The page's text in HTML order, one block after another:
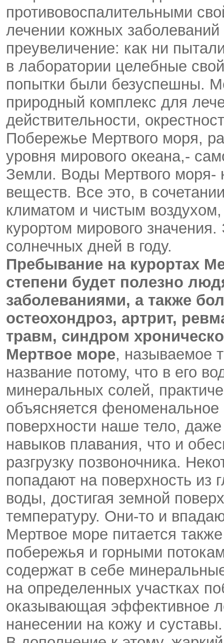
противовоспалительными
лечении кожных
преувеличение: как ни
в лаборатории целебные
попытки были безуспешны.
природный комплекс для
действительности,
Побережье Мертвого моря,
уровня мирового океана,-
Земли. Воды Мертвого моря-
веществ. Все это, в
климатом и чистым
курортом мирового
солнечных дней в году.
Пребывание на курортах
степени будет полезно
заболеваниями, а также
остеохондроз, артрит,
травм, синдром
Мертвое море, называемое
название потому, что в его
минеральных солей,
объясняется
поверхности наше тело,
навыков плавания, что и
разгрузку позвоночника.
попадают на поверхность из
воды, достигая земной
температуру. Они-то и
Мертвое море питается
побережья и горными
содержат в себе
на определенных участках
оказывающая эффективное
нанесении на кожу и